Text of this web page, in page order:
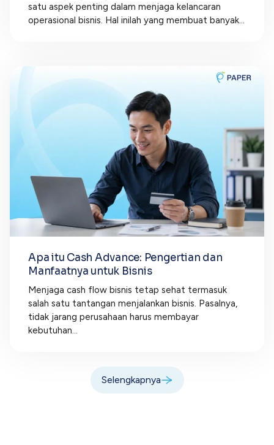
satu aspek penting dalam menjaga kelancaran
operasional bisnis. Hal inilah yang membuat banyak...
Apa itu Cash Advance: Pengertian dan
Manfaatnya untuk Bisnis
Menjaga cash flow bisnis tetap sehat termasuk
salah satu tantangan menjalankan bisnis. Pasalnya,
tidak jarang perusahaan harus membayar
kebutuhan...
Selengkapnya